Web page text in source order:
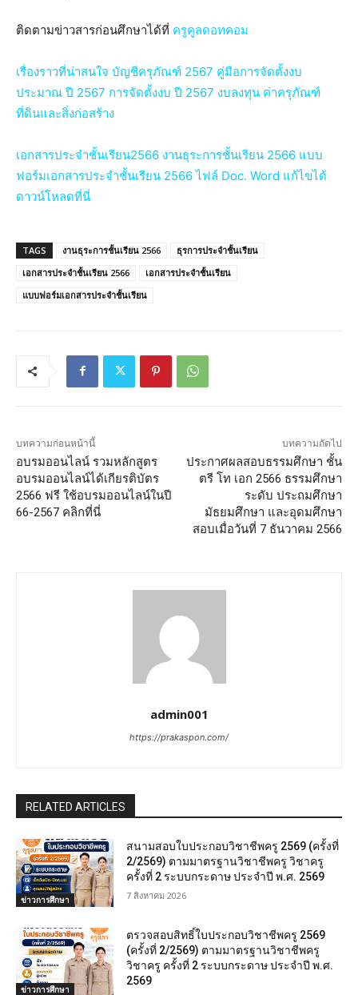
ติดตามข่าวสารก่อนศึกษาได้ที่ ครูคูลดอทคอม
เรื่องราวที่น่าสนใจ บัญชีครุภัณฑ์ 2567 คู่มือการจัดตั้งงบ
ประมาณ ปี 2567 การจัดตั้งงบ ปี 2567 งบลงทุน ค่าครุภัณฑ์
ที่ดินและสิ่งก่อสร้าง
เอกสารประจําชั้นเรียน2566 งานธุระการชั้นเรียน 2566 แบบ
ฟอร์มเอกสารประจำชั้นเรียน 2566 ไฟล์ Doc. Word แก้ไขได้
ดาวน์โหลดที่นี่
TAGS งานธุระการชั้นเรียน 2566
ธุรการประจำชั้นเรียน
เอกสารประจําชั้นเรียน 2566
เอกสารประจำชั้นเรียน
แบบฟอร์มเอกสารประจำชั้นเรียน
บทความก่อนหน้านี้
อบรมออนไลน์ รวมหลักสูตร
อบรมออนไลน์ได้เกียรติบัตร
2566 ฟรี ใช้อบรมออนไลน์ในปี
66-2567 คลิกที่นี่
บทความถัดไป
ประกาศผลสอบธรรมศึกษา ชั้น
ตรี โท เอก 2566 ธรรมศึกษา
ระดับ ประถมศึกษา
มัธยมศึกษา และอุดมศึกษา
สอบเมื่อวันที่ 7 ธันวาคม 2566
admin001
https://prakaspon.com/
RELATED ARTICLES
ข่าวการศึกษา
สนามสอบใบประกอบวิชาชีพครู 2569 (ครั้งที่
2/2569) ตามมาตรฐานวิชาชีพครู วิชาครู
ครั้งที่ 2 ระบบกระดาษ ประจำปี พ.ศ. 2569
7 สิงหาคม 2026
ข่าวการศึกษา
ตรวจสอบสิทธิ์ใบประกอบวิชาชีพครู 2569
(ครั้งที่ 2/2569) ตามมาตรฐานวิชาชีพครู
วิชาครู ครั้งที่ 2 ระบบกระดาษ ประจำปี พ.ศ.
2569